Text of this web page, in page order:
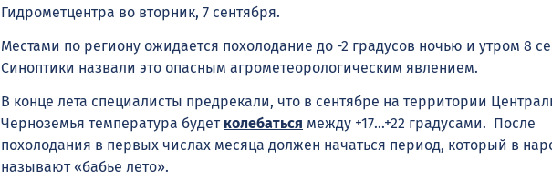
Гидрометцентра во вторник, 7 сентября.
Местами по региону ожидается похолодание до -2 градусов ночью и утром 8
Синоптики назвали это опасным агрометеорологическим явлением.
В конце лета специалисты предрекали, что в сентябре на территории
Черноземья температура будет колебаться между +17…+22 градусами. После
похолодания в первых числах месяца должен начаться период, который в
называют «бабье лето».